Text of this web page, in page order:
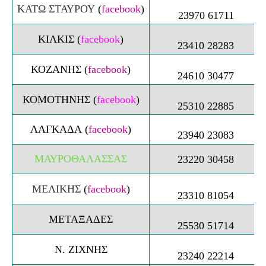
ΚΑΤΩ ΣΤΑΥΡΟΥ (facebook)
23970 61711
ΚΙΛΚΙΣ (facebook)
23410 28283
ΚΟΖΑΝΗΣ (facebook)
24610 30477
ΚΟΜΟΤΗΝΗΣ (facebook)
25310 22885
ΛΑΓΚΑΔΑ (facebook)
23940 23083
ΜΑΥΡΟΘΑΛΑΣΣΑΣ
23220 30458
ΜΕΛΙΚΗΣ(facebook)
23310 81054
ΜΕΤΑΞΑΔΕΣ
25530 51714
Ν. ΖΙXΝΗΣ
23240 22214